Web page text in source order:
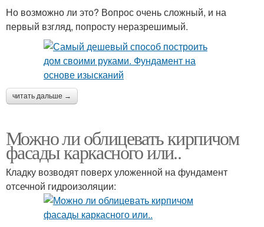
Но возможно ли это? Вопрос очень сложный, и на
первый взгляд, попросту неразрешимый.
читать дальше →
Можно ли облицевать кирпичом
фасады каркасного или..
Кладку возводят поверх уложенной на фундамент
отсечной гидроизоляции: